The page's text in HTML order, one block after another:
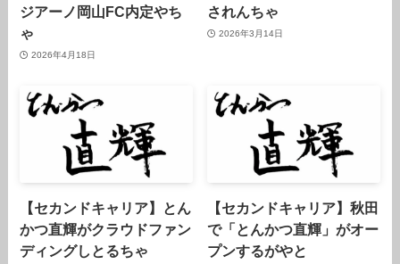
ジアーノ岡山FC内定やち
ゃ
2026年4月18日
されんちゃ
2026年3月14日
【セカンドキャリア】とん
かつ直輝がクラウドファン
ディングしとるちゃ
【セカンドキャリア】秋田
で「とんかつ直輝」がオー
プンするがやと